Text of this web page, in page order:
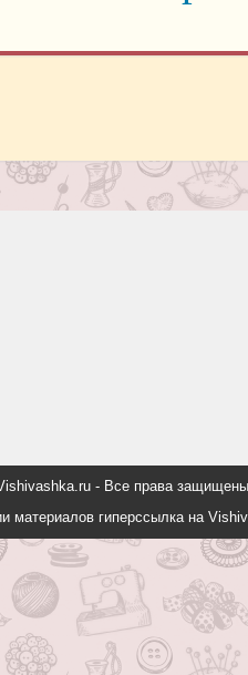
- Все права
материалов гиперссылка на